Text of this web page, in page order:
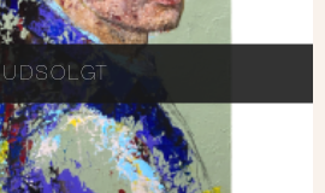
UDSOLGT